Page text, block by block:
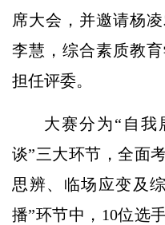
席大会，并邀请杨
李慧，综合素质教
担任评委。
大赛分为“自我
谈”三大环节，全面
思辨、临场应变及
播”环节中，10位选